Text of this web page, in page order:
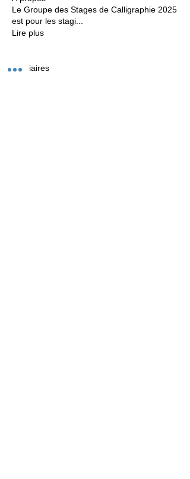
Le Groupe des Stages de Calligraphie 2025
est pour les stagi
Lire plus
Stagiaires